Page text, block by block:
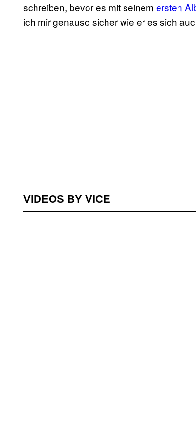
schreiben, bevor es mit seinem ersten
ich mir genauso sicher wie er es sich
VIDEOS BY VICE